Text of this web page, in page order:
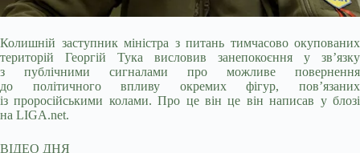
Колишній заступник міністра з питань тимчасово окупованих
територій Георгій Тука висловив занепокоєння у зв’язку
з публічними сигналами про можливе повернення
до політичного впливу окремих фігур, пов’язаних
із проросійськими колами. Про це він це він написав у блозі
на LIGA.net.
ВІДЕО ДНЯ